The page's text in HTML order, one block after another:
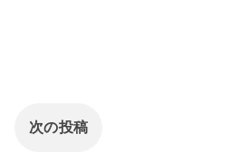
次の投稿